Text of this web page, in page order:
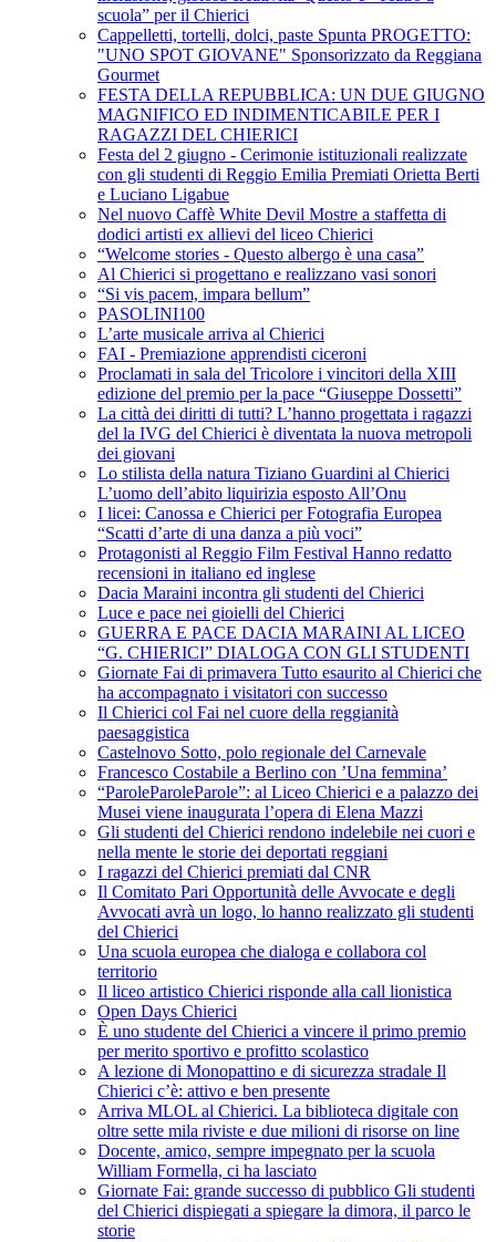
scuola” per il Chierici
Cappelletti, tortelli, dolci, paste Spunta PROGETTO:
"UNO SPOT GIOVANE" Sponsorizzato da Reggiana
Gourmet
FESTA DELLA REPUBBLICA: UN DUE GIUGNO
MAGNIFICO ED INDIMENTICABILE PER I
RAGAZZI DEL CHIERICI
Festa del 2 giugno - Cerimonie istituzionali realizzate
con gli studenti di Reggio Emilia Premiati Orietta Berti
e Luciano Ligabue
Nel nuovo Caffè White Devil Mostre a staffetta di
dodici artisti ex allievi del liceo Chierici
“Welcome stories - Questo albergo è una casa”
Al Chierici si progettano e realizzano vasi sonori
“Si vis pacem, impara bellum”
PASOLINI100
L’arte musicale arriva al Chierici
FAI - Premiazione apprendisti ciceroni
Proclamati in sala del Tricolore i vincitori della XIII
edizione del premio per la pace “Giuseppe Dossetti”
La città dei diritti di tutti? L’hanno progettata i ragazzi
del la IVG del Chierici è diventata la nuova metropoli
dei giovani
Lo stilista della natura Tiziano Guardini al Chierici
L’uomo dell’abito liquirizia esposto All’Onu
I licei: Canossa e Chierici per Fotografia Europea
“Scatti d’arte di una danza a più voci”
Protagonisti al Reggio Film Festival Hanno redatto
recensioni in italiano ed inglese
Dacia Maraini incontra gli studenti del Chierici
Luce e pace nei gioielli del Chierici
GUERRA E PACE DACIA MARAINI AL LICEO
“G. CHIERICI” DIALOGA CON GLI STUDENTI
Giornate Fai di primavera Tutto esaurito al Chierici che
ha accompagnato i visitatori con successo
Il Chierici col Fai nel cuore della reggianità
paesaggistica
Castelnovo Sotto, polo regionale del Carnevale
Francesco Costabile a Berlino con ’Una femmina’
“ParoleParoleParole”: al Liceo Chierici e a palazzo dei
Musei viene inaugurata l’opera di Elena Mazzi
Gli studenti del Chierici rendono indelebile nei cuori e
nella mente le storie dei deportati reggiani
I ragazzi del Chierici premiati dal CNR
Il Comitato Pari Opportunità delle Avvocate e degli
Avvocati avrà un logo, lo hanno realizzato gli studenti
del Chierici
Una scuola europea che dialoga e collabora col
territorio
Il liceo artistico Chierici risponde alla call lionistica
Open Days Chierici
È uno studente del Chierici a vincere il primo premio
per merito sportivo e profitto scolastico
A lezione di Monopattino e di sicurezza stradale Il
Chierici c’è: attivo e ben presente
Arriva MLOL al Chierici. La biblioteca digitale con
oltre sette mila riviste e due milioni di risorse on line
Docente, amico, sempre impegnato per la scuola
William Formella, ci ha lasciato
Giornate Fai: grande successo di pubblico Gli studenti
del Chierici dispiegati a spiegare la dimora, il parco le
storie